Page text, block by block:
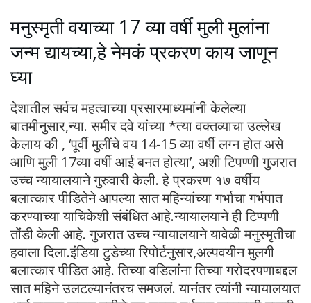
मनुस्मृती वयाच्या 17 व्या वर्षी मुली मुलांना
जन्म द्यायच्या,हे नेमकं प्रकरण काय जाणून
घ्या
देशातील सर्वच महत्वाच्या प्रसारमाध्यमांनी केलेल्या
बातमीनुसार,न्या. समीर दवे यांच्या *त्या वक्तव्याचा उल्लेख
केलाय की , ‘पूर्वी मुलींचे वय 14-15 व्या वर्षी लग्न होत असे
आणि मुली 17व्या वर्षी आई बनत होत्या’, अशी टिपण्णी गुजरात
उच्च न्यायालयाने गुरुवारी केली. हे प्रकरण १७ वर्षीय
बलात्कार पीडितेने आपल्या सात महिन्यांच्या गर्भाचा गर्भपात
करण्याच्या याचिकेशी संबंधित आहे.न्यायालयाने ही टिप्पणी
तोंडी केली आहे. गुजरात उच्च न्यायालयाने यावेळी मनुस्मृतीचा
हवाला दिला.इंडिया टुडेच्या रिपोर्टनुसार,अल्पवयीन मुलगी
बलात्कार पीडित आहे. तिच्या वडिलांना तिच्या गरोदरपणाबद्दल
सात महिने उलटल्यानंतरच समजलं. यानंतर त्यांनी न्यायालयात